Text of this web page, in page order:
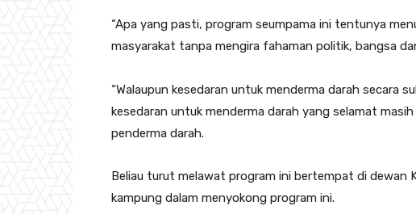
“Apa yang pasti, program seumpama ini tentunya
masyarakat tanpa mengira fahaman politik, bangsa
“Walaupun kesedaran untuk menderma darah secara
kesedaran untuk menderma darah yang selamat
penderma darah.
Beliau turut melawat program ini bertempat di dewan
kampung dalam menyokong program ini.